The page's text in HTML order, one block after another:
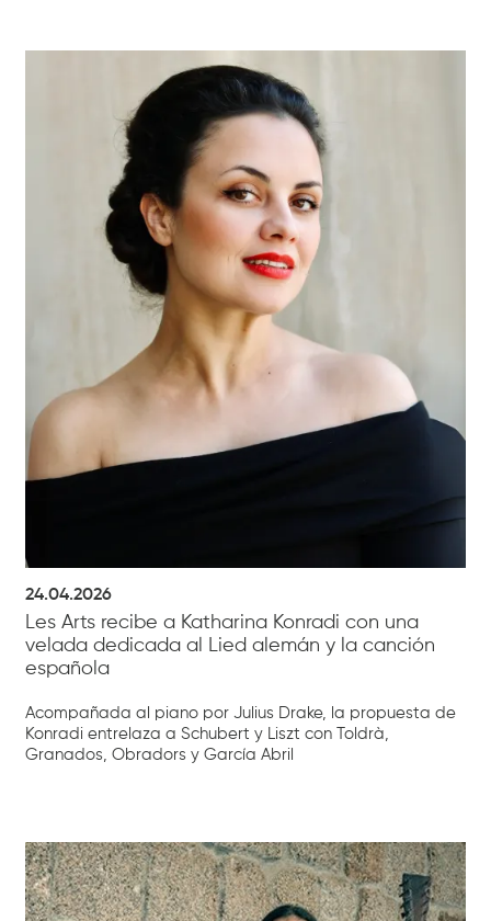
24.04.2026
Les Arts recibe a Katharina Konradi con una
velada dedicada al Lied alemán y la canción
española
Acompañada al piano por Julius Drake, la propuesta de
Konradi entrelaza a Schubert y Liszt con Toldrà,
Granados, Obradors y García Abril